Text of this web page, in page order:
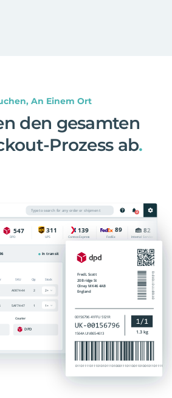
An Einem Ort
den gesamten
Prozess ab.